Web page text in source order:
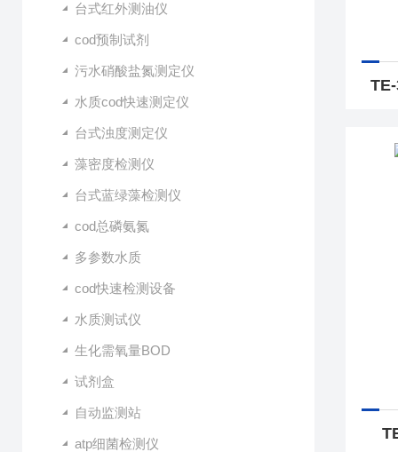
台式红外测油仪
cod预制试剂
污水硝酸盐氮测定仪
水质cod快速测定仪
台式浊度测定仪
藻密度检测仪
台式蓝绿藻检测仪
cod总磷氨氮
多参数水质
cod快速检测设备
水质测试仪
生化需氧量BOD
试剂盒
自动监测站
atp细菌检测仪